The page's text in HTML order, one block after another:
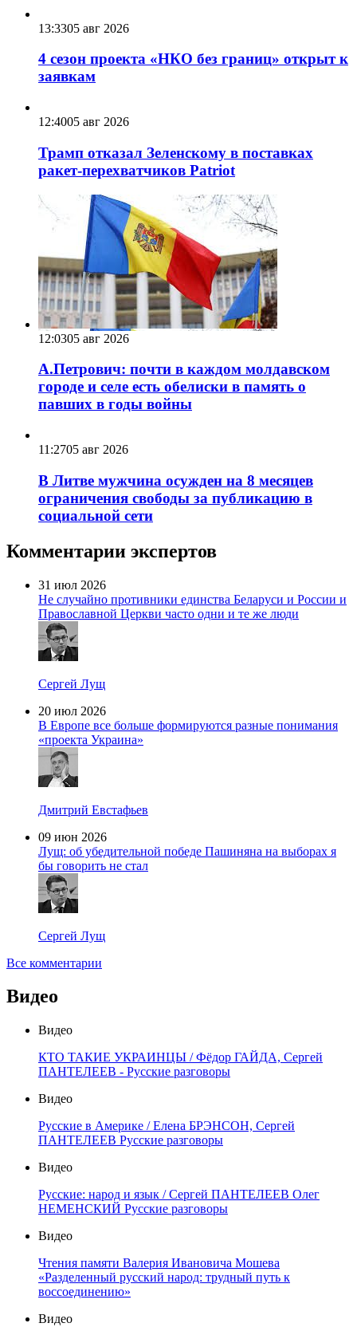
13:3305 авг 2026
4 сезон проекта «НКО без границ» открыт к
заявкам
12:4005 авг 2026
Трамп отказал Зеленскому в поставках
ракет-перехватчиков Patriot
12:0305 авг 2026
А.Петрович: почти в каждом молдавском
городе и селе есть обелиски в память о
павших в годы войны
11:2705 авг 2026
В Литве мужчина осужден на 8 месяцев
ограничения свободы за публикацию в
социальной сети
Комментарии экспертов
31 июл 2026
Не случайно противники единства Беларуси и России и
Православной Церкви часто одни и те же люди
Сергей Лущ
20 июл 2026
В Европе все больше формируются разные понимания
«проекта Украина»
Дмитрий Евстафьев
09 июн 2026
Лущ: об убедительной победе Пашиняна на выборах я
бы говорить не стал
Сергей Лущ
Все комментарии
Видео
Видео
КТО ТАКИЕ УКРАИНЦЫ / Фёдор ГАЙДА, Сергей
ПАНТЕЛЕЕВ - Русские разговоры
Видео
Русские в Америке / Елена БРЭНСОН, Сергей
ПАНТЕЛЕЕВ Русские разговоры
Видео
Русские: народ и язык / Сергей ПАНТЕЛЕЕВ Олег
НЕМЕНСКИЙ Русские разговоры
Видео
Чтения памяти Валерия Ивановича Мошева
«Разделенный русский народ: трудный путь к
воссоединению»
Видео